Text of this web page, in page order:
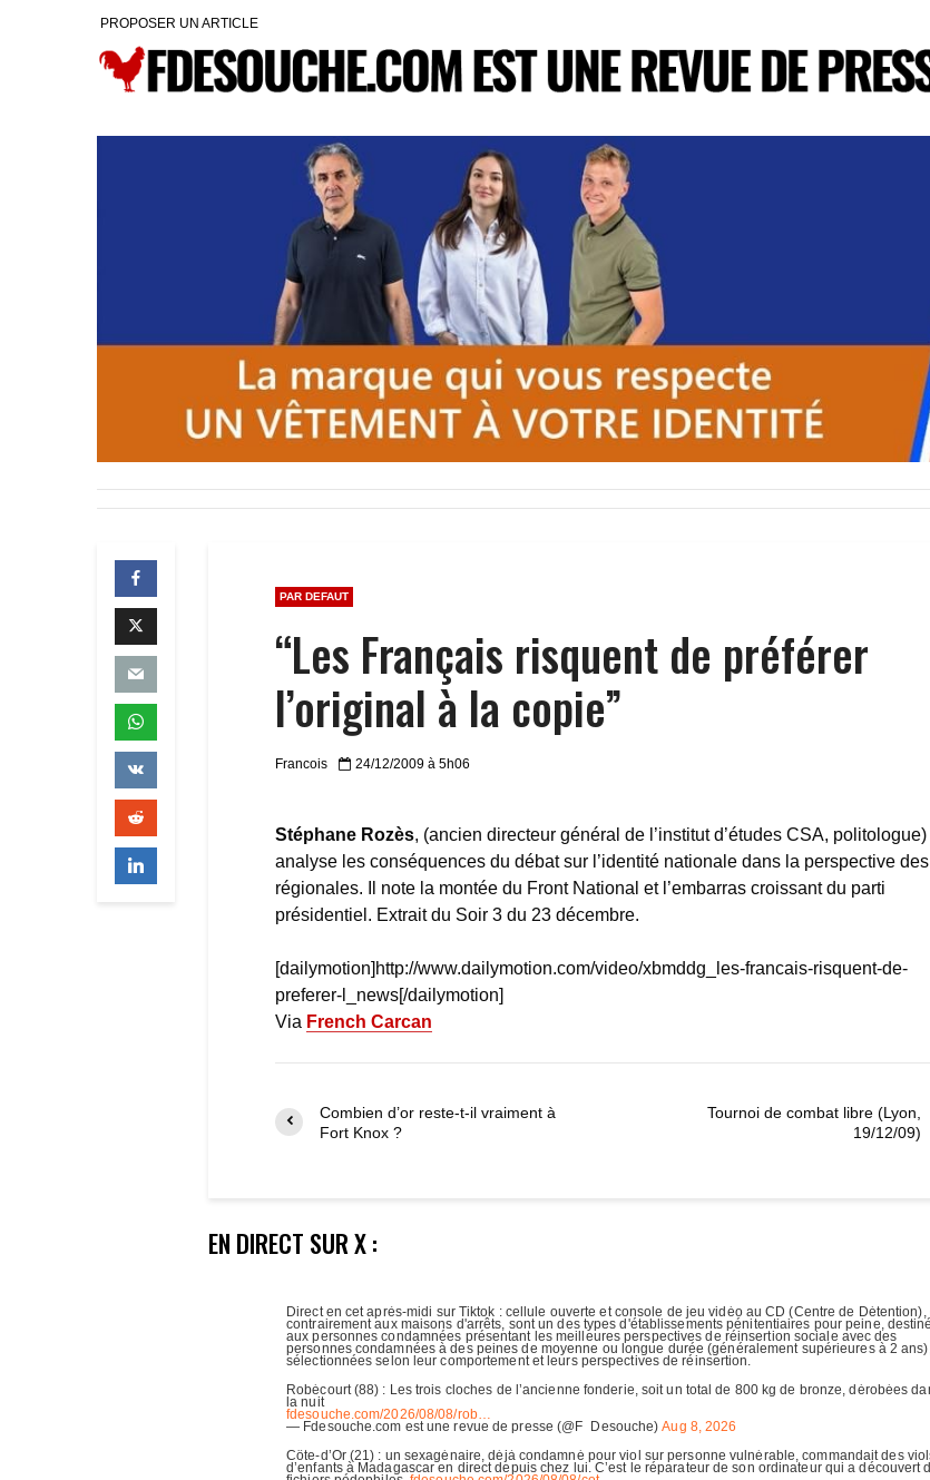
PROPOSER UN ARTICLE
PAR DEFAUT
“Les Français risquent de préférer
l’original à la copie”
Francois 24/12/2009 à 5h06
Stéphane Rozès, (ancien directeur général de l’institut d’études CSA, politologue)
analyse les conséquences du débat sur l’identité nationale dans la perspective des
régionales. Il note la montée du Front National et l’embarras croissant du parti
présidentiel. Extrait du Soir 3 du 23 décembre.
[dailymotion]http://www.dailymotion.com/video/xbmddg_les-francais-risquent-de-
preferer-l_news[/dailymotion]
Via French Carcan
Combien d’or reste-t-il vraiment à
Fort Knox ?
Tournoi de combat libre (Lyon,
19/12/09)
EN DIRECT SUR X :